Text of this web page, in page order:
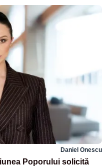
Daniel Onescu
Poporului solicită